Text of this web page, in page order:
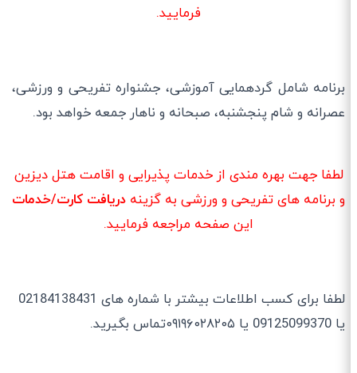
فرمایید.
برنامه شامل گردهمایی آموزشی، جشنواره تفریحی و ورزشی،
عصرانه و شام پنجشنبه، صبحانه و ناهار جمعه خواهد بود.
لطفا جهت بهره مندی از خدمات پذیرایی و اقامت هتل دیزین
و برنامه های تفریحی و ورزشی به گزینهدریافت کارت/خدمات
این صفحه مراجعه فرمایید.
لطفا برای کسب اطلاعات بیشتر با شماره های 02184138431
یا 09125099370 یا ۰۹۱۹۶۰۲۸۲۰۵تماس بگیرید.